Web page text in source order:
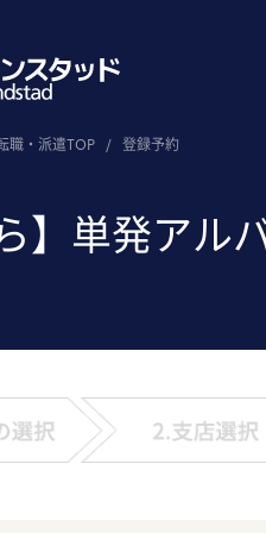
職・派遣TOP / 登録予約
ら】単発アル